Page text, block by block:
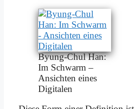
By­ung-Chul Han:
Im Schwarm –
An­sich­ten ei­nes
Di­gi­ta­len